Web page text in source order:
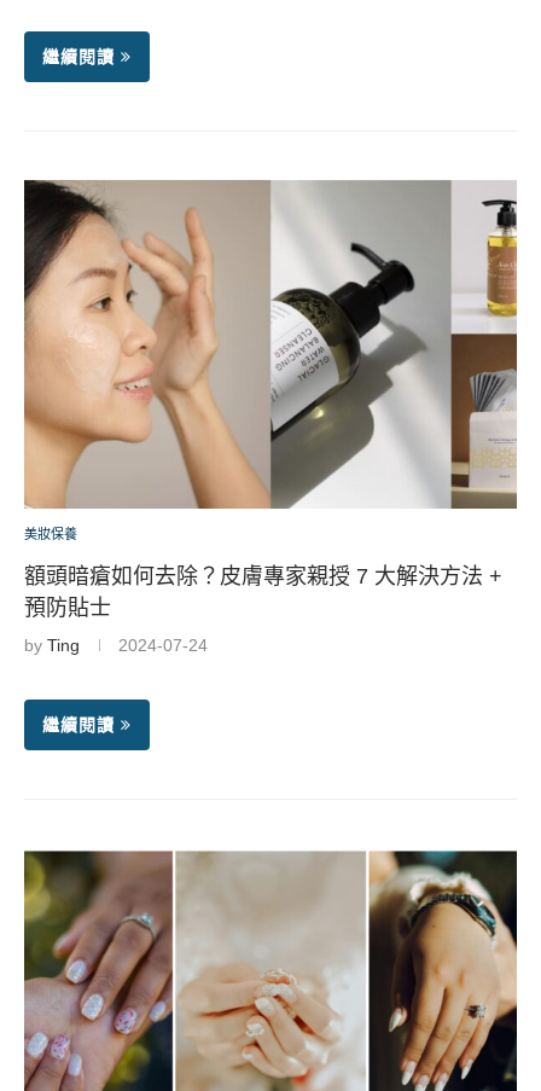
繼續閱讀
美妝保養
額頭暗瘡如何去除？皮膚專家親授 7 大解決方法 +
預防貼士
by Ting 2024-07-24
繼續閱讀